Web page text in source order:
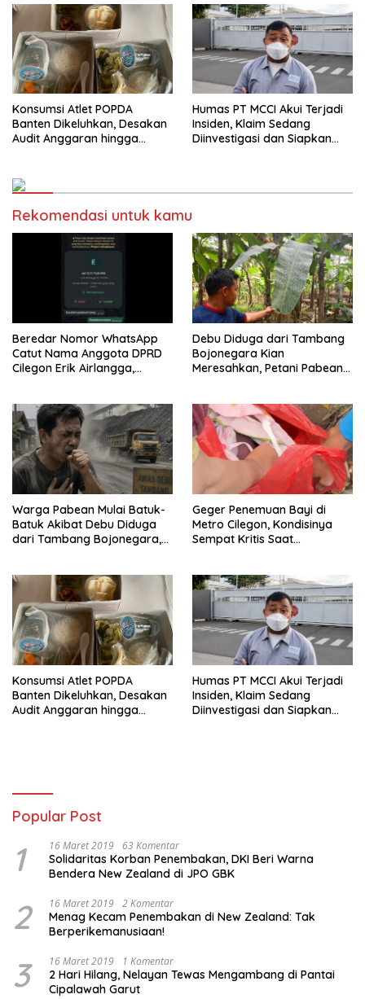
Konsumsi Atlet POPDA
Banten Dikeluhkan, Desakan
Audit Anggaran hingga
Humas PT MCCI Akui Terjadi
Insiden, Klaim Sedang
Diinvestigasi dan Siapkan
Rekomendasi untuk kamu
Beredar Nomor WhatsApp
Catut Nama Anggota DPRD
Cilegon Erik Airlangga,
Debu Diduga dari Tambang
Bojonegara Kian
Meresahkan, Petani Pabean
Warga Pabean Mulai Batuk-
Batuk Akibat Debu Diduga
dari Tambang Bojonegara,
Geger Penemuan Bayi di
Metro Cilegon, Kondisinya
Sempat Kritis Saat
Konsumsi Atlet POPDA
Banten Dikeluhkan, Desakan
Audit Anggaran hingga
Humas PT MCCI Akui Terjadi
Insiden, Klaim Sedang
Diinvestigasi dan Siapkan
Popular Post
1 16 Maret 2019 63 Komentar
Solidaritas Korban Penembakan, DKI Beri Warna
Bendera New Zealand di JPO GBK
2 16 Maret 2019 2 Komentar
Menag Kecam Penembakan di New Zealand: Tak
Berperikemanusiaan!
3 16 Maret 2019 1 Komentar
2 Hari Hilang, Nelayan Tewas Mengambang di Pantai
Cipalawah Garut